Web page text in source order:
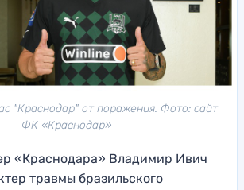
"Краснодар" от поражения. Фото: сайт
ФК «Краснодар»
«Краснодара» Владимир Ивич
травмы бразильского